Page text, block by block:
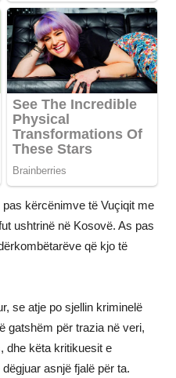
kërcënimve të Vuçiqit me
ushtrinë në Kosovë. As pas
që kjo të
se atje po sjellin kriminelë
gatshëm për trazia në veri,
dhe këta kritikuesit e
asnjë fjalë për ta.